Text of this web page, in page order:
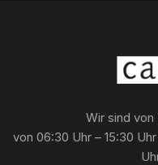
Wir sind
von 06:30 Uhr – 15:30